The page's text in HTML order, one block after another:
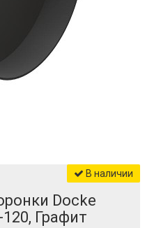
В наличии
Docke
Графит